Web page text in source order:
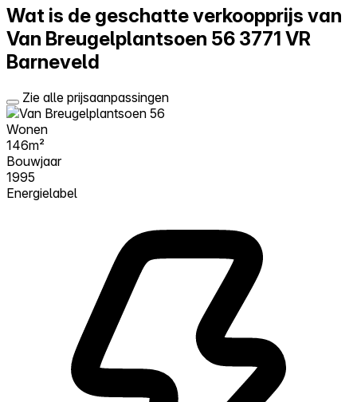
Wat is de geschatte verkoopprijs van
Van Breugelplantsoen 56 3771 VR
Barneveld
Zie alle prijsaanpassingen
Wonen
146m²
Bouwjaar
1995
Energielabel